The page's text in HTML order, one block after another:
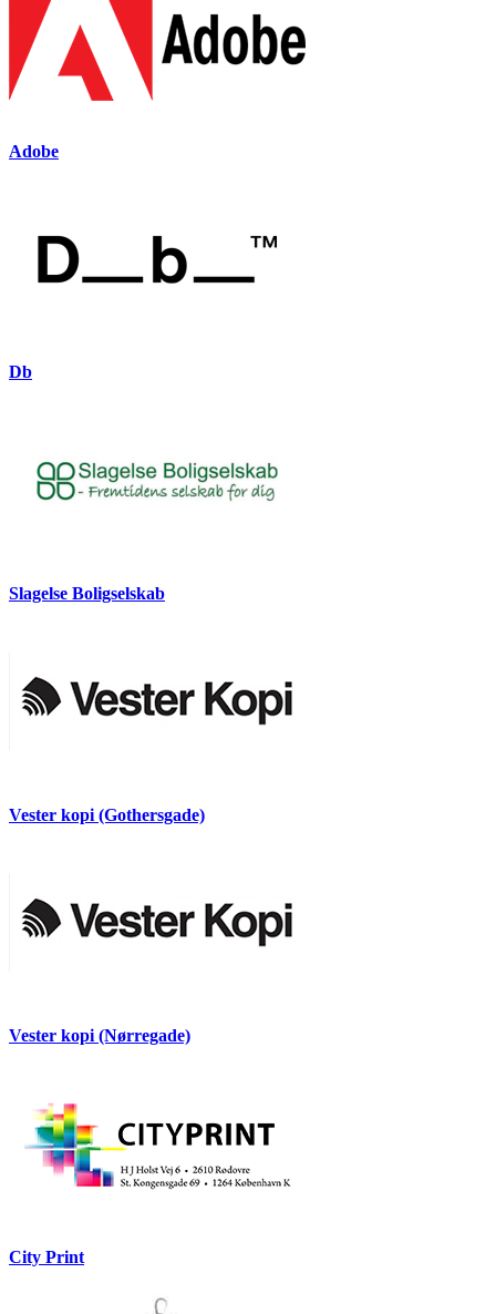
Adobe
Db
Slagelse Boligselskab
Vester kopi (Gothersgade)
Vester kopi (Nørregade)
City Print